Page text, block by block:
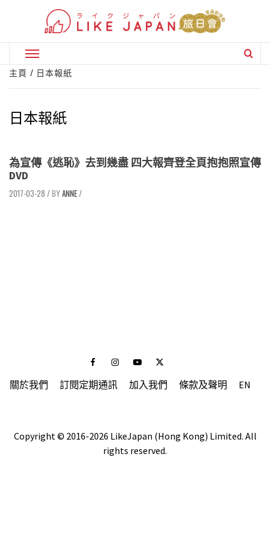
Primary
Menu
主頁 日本報紙
日本報紙
為宣傳《逃恥》去到幾盡 四大報齊登全頁抱抱照宣傳
DVD
2017-03-28 / ANNE/
FacebookInstagramYoutubeTwitter
關於我們 訂閱定期通訊 加入我們 條款及聲明 EN
Copyright © 2016-2026 LikeJapan (Hong Kong) Limited. All
rights reserved.